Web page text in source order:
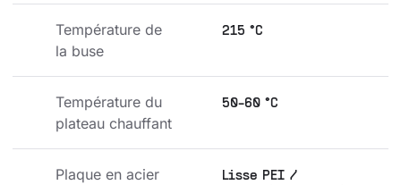
Température de
la buse
215 °C
Température du
plateau chauffant
50-60 °C
Plaque en acier
Lisse PEI /